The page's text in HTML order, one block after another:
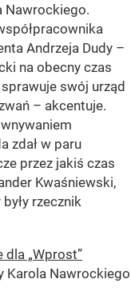
Nawrockiego.
Andrzeja Dudy –
na obecny czas
swój urząd
– akcentuje.
zdał w paru
przez jakiś czas
Kwaśniewski,
rzecznik
„Wprost”
Karola Nawrockiego